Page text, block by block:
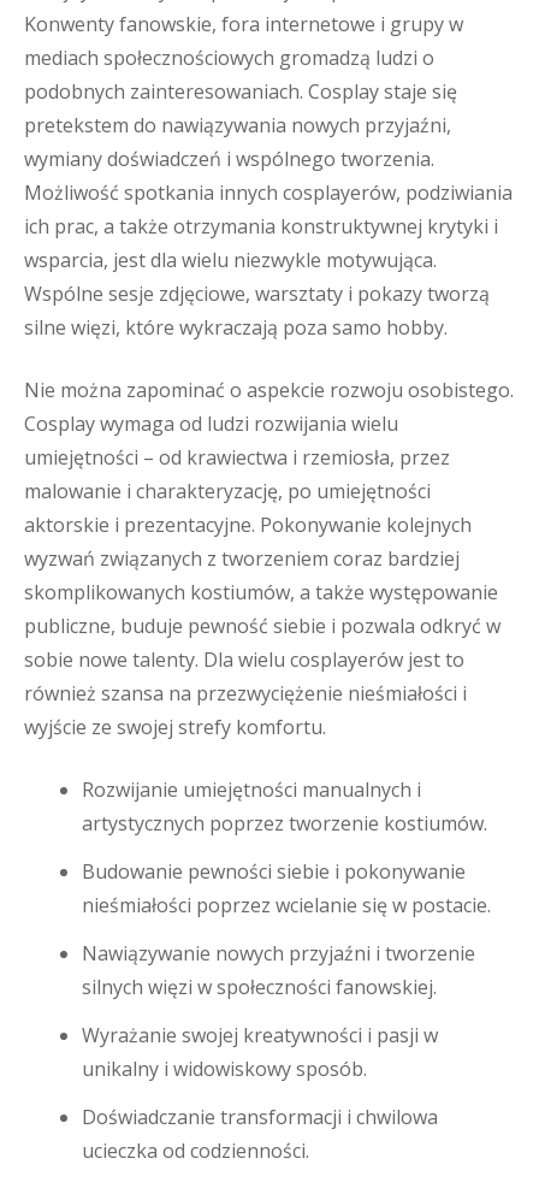
Konwenty fanowskie, fora internetowe i grupy w
mediach społecznościowych gromadzą ludzi o
podobnych zainteresowaniach. Cosplay staje się
pretekstem do nawiązywania nowych przyjaźni,
wymiany doświadczeń i wspólnego tworzenia.
Możliwość spotkania innych cosplayerów, podziwiania
ich prac, a także otrzymania konstruktywnej krytyki i
wsparcia, jest dla wielu niezwykle motywująca.
Wspólne sesje zdjęciowe, warsztaty i pokazy tworzą
silne więzi, które wykraczają poza samo hobby.
Nie można zapominać o aspekcie rozwoju osobistego.
Cosplay wymaga od ludzi rozwijania wielu
umiejętności – od krawiectwa i rzemiosła, przez
malowanie i charakteryzację, po umiejętności
aktorskie i prezentacyjne. Pokonywanie kolejnych
wyzwań związanych z tworzeniem coraz bardziej
skomplikowanych kostiumów, a także występowanie
publiczne, buduje pewność siebie i pozwala odkryć w
sobie nowe talenty. Dla wielu cosplayerów jest to
również szansa na przezwyciężenie nieśmiałości i
wyjście ze swojej strefy komfortu.
Rozwijanie umiejętności manualnych i
artystycznych poprzez tworzenie kostiumów.
Budowanie pewności siebie i pokonywanie
nieśmiałości poprzez wcielanie się w postacie.
Nawiązywanie nowych przyjaźni i tworzenie
silnych więzi w społeczności fanowskiej.
Wyrażanie swojej kreatywności i pasji w
unikalny i widowiskowy sposób.
Doświadczanie transformacji i chwilowa
ucieczka od codzienności.